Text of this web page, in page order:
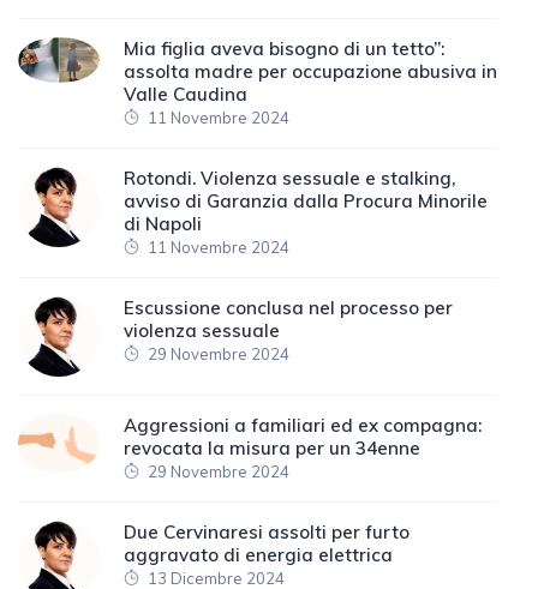
Mia figlia aveva bisogno di un tetto”:
assolta madre per occupazione abusiva in
Valle Caudina
11 Novembre 2024
Rotondi. Violenza sessuale e stalking,
avviso di Garanzia dalla Procura Minorile
di Napoli
11 Novembre 2024
Escussione conclusa nel processo per
violenza sessuale
29 Novembre 2024
Aggressioni a familiari ed ex compagna:
revocata la misura per un 34enne
29 Novembre 2024
Due Cervinaresi assolti per furto
aggravato di energia elettrica
13 Dicembre 2024